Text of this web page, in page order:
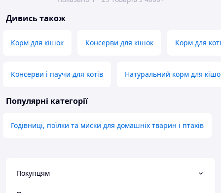
Дивись також
Корм для кішок Консерви для кішок Корм для
Консерви і паучи для котів Натуральний корм для
Популярні категорії
Годівниці, поїлки та миски для домашніх тварин і птахів
Покупцям